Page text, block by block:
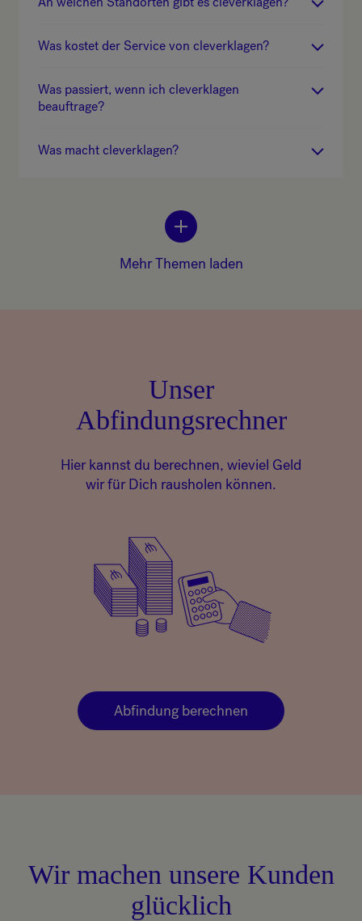
Was kostet der Service von cleverklagen?
Was passiert, wenn ich cleverklagen
beauftrage?
Was macht cleverklagen?
Mehr Themen laden
Unser
Abfindungsrechner
Hier kannst du berechnen, wieviel Geld
wir für Dich rausholen können.
Abfindung berechnen
Wir machen unsere Kunden
glücklich